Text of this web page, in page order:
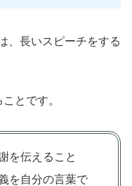
、長いスピーチをする
とです。
を伝えること
を自分の言葉で